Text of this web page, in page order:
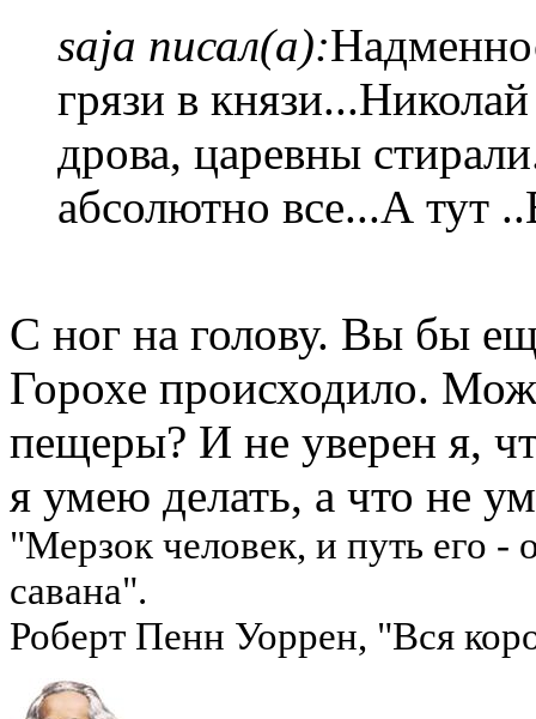
saja писал(а):
грязи в
дрова, царевны
абсолютно все...А тут
С ног на голову. Вы бы
Горохе происходило.
пещеры? И не уверен я,
я умею делать, а что не
"Мерзок человек, и путь его
савана".
Роберт Пенн Уоррен, "Вся